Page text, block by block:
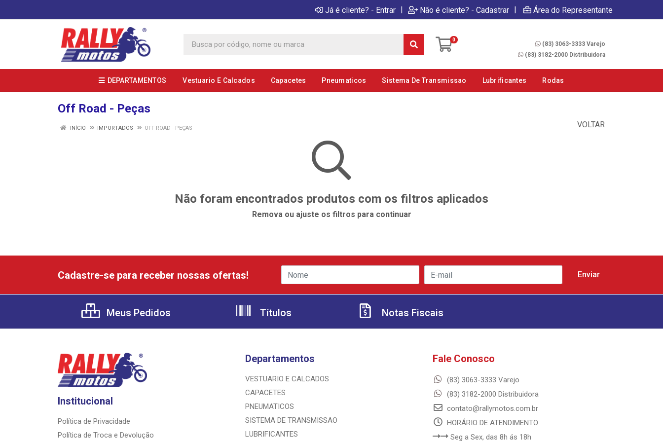
Já é cliente? - Entrar | Não é cliente? - Cadastrar | Área do Representante
0
(83) 3063-3333 Varejo
(83) 3182-2000 Distribuidora
DEPARTAMENTOS Vestuario E Calcados Capacetes Pneumaticos Sistema De Transmissao Lubrificantes Rodas
Off Road - Peças
VOLTAR
INÍCIO IMPORTADOS OFF ROAD - PEÇAS
Não foram encontrados produtos com os filtros aplicados
Remova ou ajuste os filtros para continuar
Cadastre-se para receber nossas ofertas!
Meus Pedidos Títulos Notas Fiscais
Institucional
Política de Privacidade
Política de Troca e Devolução
Departamentos
VESTUARIO E CALCADOS
CAPACETES
PNEUMATICOS
SISTEMA DE TRANSMISSAO
LUBRIFICANTES
Fale Conosco
(83) 3063-3333 Varejo
(83) 3182-2000 Distribuidora
contato@rallymotos.com.br
HORÁRIO DE ATENDIMENTO
Seg a Sex, das 8h ás 18h